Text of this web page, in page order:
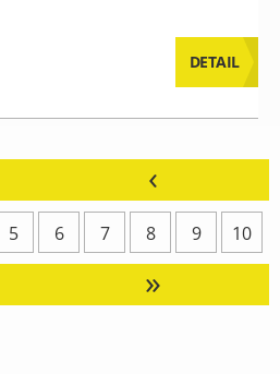
DETAIL
‹
5 6 7 8 9 10
»